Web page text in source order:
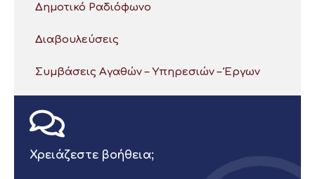
Δημοτικό Ραδιόφωνο
Διαβουλεύσεις
Συμβάσεις Αγαθών – Υπηρεσιών – Έργων
Χρειάζεστε βοήθεια;